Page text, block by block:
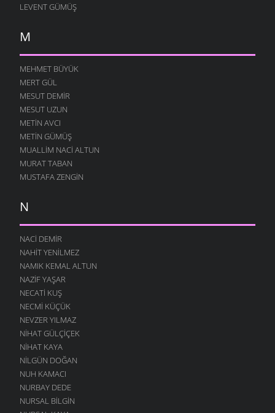
LEVENT GÜMÜŞ
M
MEHMET BÜYÜK
MERT GÜL
MESUT DEMIR
MESUT UZUN
METIN AVCI
METIN GÜMÜŞ
MUALLIM NACI ALTUN
MURAT TABAN
MUSTAFA ZENGIN
N
NACI DEMIR
NAHIT YENILMEZ
NAMIK KEMAL ALTUN
NAZIF YAŞAR
NECATI KUŞ
NECMI KÜÇÜK
NEVZER YILMAZ
NIHAT GÜLÇIÇEK
NIHAT KAYA
NILGÜN DOĞAN
NUH KAMACI
NURBAY DEDE
NURSAL BILGIN